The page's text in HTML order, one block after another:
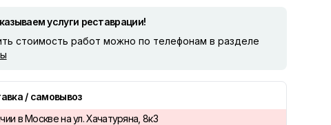
услуги реставрации!
стоимость работ можно по телефонам в разделе
/ самовывоз
в Москве на ул. Хачатуряна, 8к3